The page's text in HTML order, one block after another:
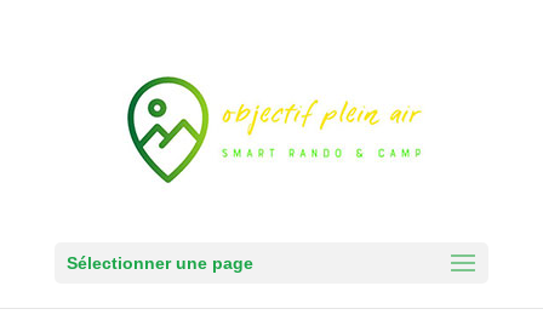
Sélectionner une page